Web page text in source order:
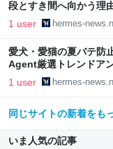
段とすき間へ向かう理
1 user hermes-
愛犬・愛猫の夏バテ防
Agent厳選トレンドア
1 user hermes-
同じサイトの新着をも
いま人気の記事